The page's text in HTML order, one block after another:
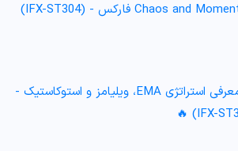
Chaos and Momentum فارکس - (IFX-ST304)
📉 معرفی استراتژی EMA، ویلیامز و استوکاستیک -